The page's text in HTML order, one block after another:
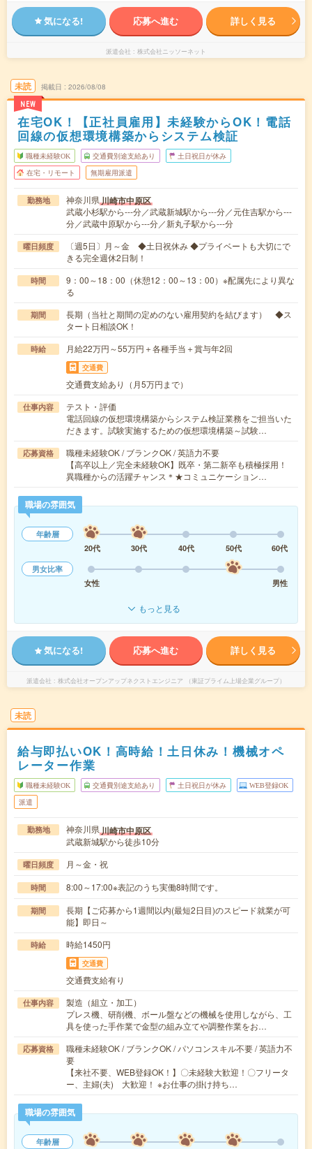
気になる! 応募へ進む 詳しく見る
派遣会社 株式会社ニッソーネット
未読
NEW
掲載日 2026/08/08
在宅OK！【正社員雇用】未経験からOK！電話
回線の仮想環境構築からシステム検証
職種未経験OK 交通費別途支給あり 土日祝日が休み
在宅・リモート 無期雇用派遣
勤務地 神奈川県川崎市中原区
武蔵小杉駅から---分／武蔵新城駅から---分／元住吉駅から---
分／武蔵中原駅から---分／新丸子駅から---分
曜日頻度
〔週5日〕月～金 ◆土日祝休み ◆プライベートも大切にで
きる完全週休2日制！
時間
9：00～18：00（休憩12：00～13：00）※配属先により異な
る
期間
長期（当社と期間の定めのない雇用契約を結びます） ◆ス
タート日相談OK！
時給 月給22万円～55万円＋各種手当＋賞与年2回
交通費
交通費支給あり（月5万円まで）
仕事内容
テスト・評価
電話回線の仮想環境構築からシステム検証業務をご担当いた
だきます。試験実施するための仮想環境構築～試験…
応募資格
職種未経験OK / ブランクOK / 英語力不要
【高卒以上／完全未経験OK】既卒・第二新卒も積極採用！
異職種からの活躍チャンス＊★コミュニケーション…
職場の雰囲気
年齢層
20代
30代 40代 50代
60代
男女比率
女性
男性
もっと見る
気になる! 応募へ進む 詳しく見る
派遣会社 株式会社オープンアップネクストエンジニア （東証プライム上場企業グループ）
未読
給与即払いOK！高時給！土日休み！機械オペ
レーター作業
職種未経験OK 交通費別途支給あり 土日祝日が休み WEB登録OK
派遣
勤務地 神奈川県川崎市中原区
武蔵新城駅から徒歩10分
曜日頻度 月～金・祝
時間 8:00～17:00※表記のうち実働8時間です。
期間
長期【ご応募から1週間以内(最短2日目)のスピード就業が可
能】即日～
時給 時給1450円
交通費
交通費支給有り
仕事内容
製造（組立・加工）
プレス機、研削機、ボール盤などの機械を使用しながら、工
具を使った手作業で金型の組み立てや調整作業をお…
応募資格
職種未経験OK / ブランクOK / パソコンスキル不要 / 英語力不
要
【来社不要、WEB登録OK！】〇未経験大歓迎！〇フリータ
ー、主婦(夫) 大歓迎！ ※お仕事の掛け持ち…
職場の雰囲気
年齢層